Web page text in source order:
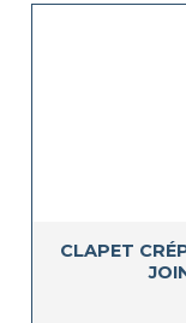
CLAPET